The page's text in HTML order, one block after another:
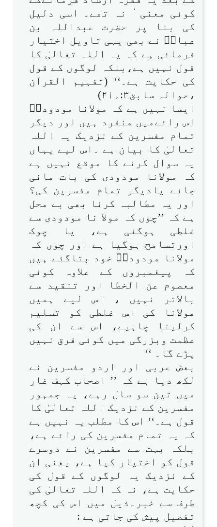
کوئی معنی ٰ نہ تھے۔ اسی دلیل
کی بنا پر حضرت عبداللہ بن
عباسؓ نے بھی یہی تاویل اختیار
فرمائی ہے کہ یہ اللہ تعالیٰ کا
قول نہیں ہے،بلکہ لوگوں کے قول
کی حکایت ہے۔‘‘ (تفہیم القرآن
،حوالہ سابق۳:؍۲۱)
ایسا نہیں ہے کہ مولانا مودودیؒ
اس رائےمیں منفرد ہیں اور دیگر
تمام مفسرین کے نزدیک یہ اللہ
تعالیٰ کا بیان ہے ۔اس لیے یہاں
یہ سوال کرنے کا موقع نہیں ہے
کہ مولانا مودودی کی بات مانی
جائے یادیگر تمام مفسرین کی؟
اور یہ مطالبہ کرنا بھی بے محل
ہے کہ ’’چوں کہ مولا نا مودودی سے
غلطی ہوگئی ہے، یا چوک
اورتسامح ہوگیا ہے اور چوں کہ
مولانا مودودیؒ خود بتاگئے ہیں
کہ پیغمبروں کے علاوہ کوئی
معصوم عن الخطا اور تنقید سے
بالاتر نہیں ، اس لیے ہمیں
مولانا کی اس غلطی کو تسلیم
کرلینا چاہیے، اس سے ان کی
عظمت وبزرگی میں کوئی فرق نہیں
پڑے گا۔ ‘‘
بعض عربی اور اردو مفسرین نے
لکھ دیا ہے کہ ’’ اصحاب کہف غار
میں تین سو سال رہے، یہ جمہور
مفسرین کے نزدیک اللہ تعالیٰ کا
قول ہے۔‘‘ اس کا مطلب یہ نہیں ہے
کہ یہ تمام مفسرین کی رائے ہے،
بلکہ بہت سے مفسرین نے دوسرے
قول کو اختیار کیا ہے، یعنی ان
کے نزدیک یہ لوگوں کے قول کی
حکایت ہے، نہ کہ اللہ تعالیٰ کی
طرف سے خبر۔ذیل میں اس کی کچھ
تفصیل پیش کی جاتی ہے :